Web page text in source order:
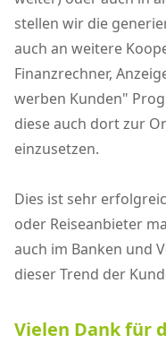
stellen wir die
auch an weitere
Finanzrechner,
werben Kunden"
diese auch dort zur
einzusetzen.
Dies ist sehr
oder Reiseanbieter
auch im Banken und
dieser Trend der
Vielen Dank für